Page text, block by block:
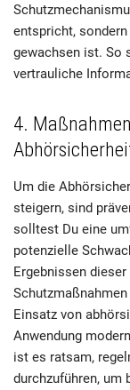
entspricht,
gewachsen ist. So
vertrauliche
4.
Um die
steigern, sind
solltest Du eine
potenzielle
Ergebnissen
Einsatz von
Anwendung
ist es ratsam,
durchzuführen, um